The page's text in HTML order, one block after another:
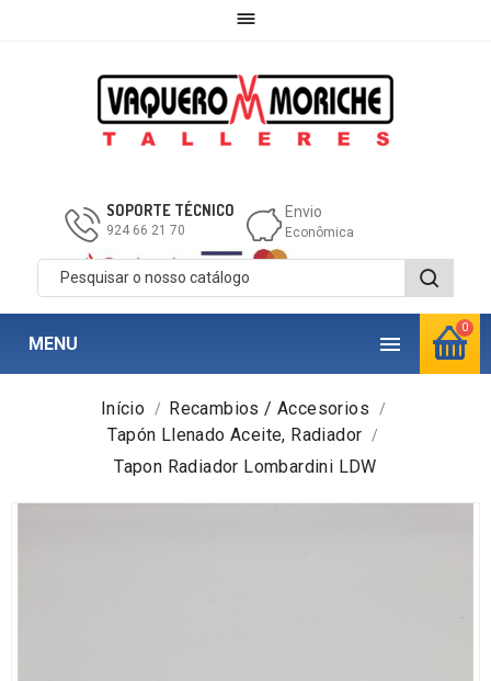

0
SOPORTE TÉCNICO
924 66 21 70
Envio
Econômica

MENU
Início
Recambios / Accesorios
Tapón Llenado Aceite, Radiador
Tapon Radiador Lombardini LDW